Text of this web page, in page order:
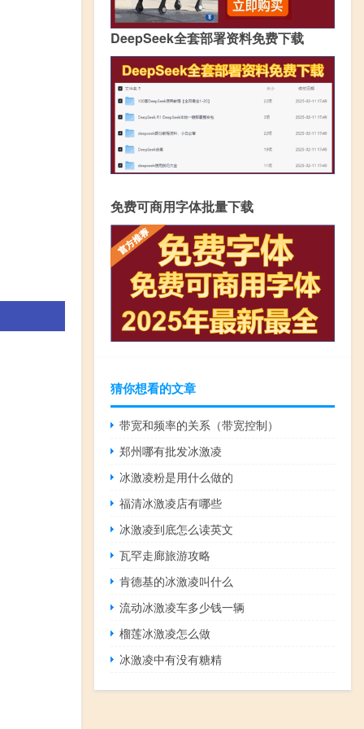
DeepSeek全套部署资料免费下载
免费可商用字体批量下载
猜你想看的文章
带宽和频率的关系（带宽控制）
郑州哪有批发冰激凌
冰激凌粉是用什么做的
福清冰激凌店有哪些
冰激凌到底怎么读英文
瓦罕走廊旅游攻略
肯德基的冰激凌叫什么
流动冰激凌车多少钱一辆
榴莲冰激凌怎么做
冰激凌中有没有糖精